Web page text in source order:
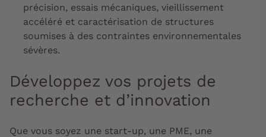
précision, essais mécaniques, vieillissement
accéléré et caractérisation de structures
soumises à des contraintes environnementales
sévères.
Développez vos projets de
recherche et d’innovation
Que vous soyez une start-up, une PME, une